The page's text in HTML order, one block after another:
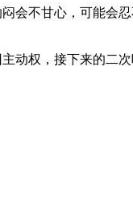
会不甘心，可能会
动权，接下来的二次